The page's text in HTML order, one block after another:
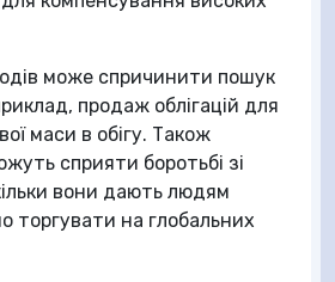
може спричинити пошук
продаж облігацій для
маси в обігу. Також
сприяти боротьбі зі
вони дають людям
торгувати на глобальних